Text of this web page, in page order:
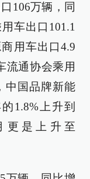
106万辆，同
车出口101.1
用车出口4.9
流通协会乘用
中国品牌新能
1.8%上升到
更是上升至